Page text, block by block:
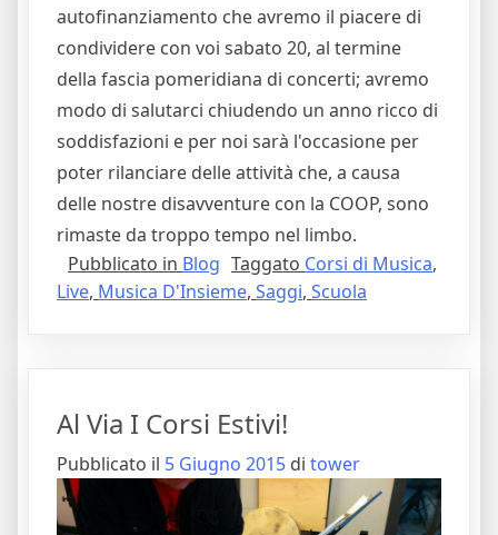
autofinanziamento che avremo il piacere di
condividere con voi sabato 20, al termine
della fascia pomeridiana di concerti; avremo
modo di salutarci chiudendo un anno ricco di
soddisfazioni e per noi sarà l'occasione per
poter rilanciare delle attività che, a causa
delle nostre disavventure con la COOP, sono
rimaste da troppo tempo nel limbo.
Pubblicato in Blog Taggato Corsi di Musica,
Live, Musica D'Insieme, Saggi, Scuola
Al Via I Corsi Estivi!
Pubblicato il 5 Giugno 2015 di tower